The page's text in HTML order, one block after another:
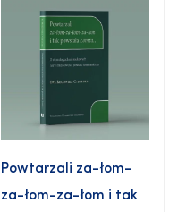
Powtarzali za-łom-
za-łom-za-łom i tak